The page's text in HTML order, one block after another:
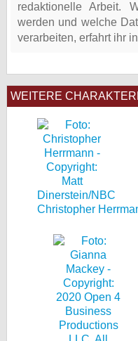
redaktionelle Arbeit.
werden und welche
verarbeiten, erfahrt ihr
WEITERE
Christopher